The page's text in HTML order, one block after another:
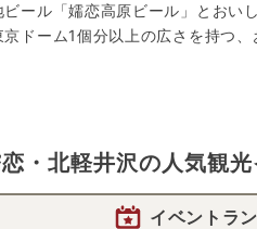
ール「嬬恋高原ビール」とお
ドーム1個分以上の広さを持つ
・北軽井沢の人気観
イベントラ